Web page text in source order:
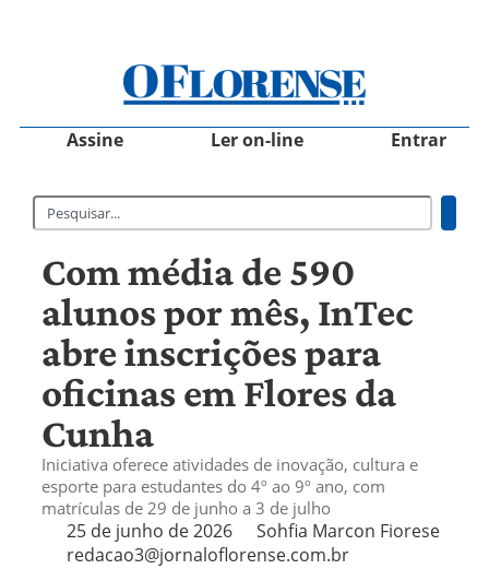
Assine Ler on-line Entrar
Com média de 590
alunos por mês, InTec
abre inscrições para
oficinas em Flores da
Cunha
Iniciativa oferece atividades de inovação, cultura e
esporte para estudantes do 4º ao 9º ano, com
matrículas de 29 de junho a 3 de julho
25 de junho de 2026
Sohfia Marcon Fiorese
redacao3@jornaloflorense.com.br